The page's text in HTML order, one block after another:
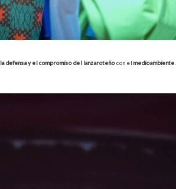
la defensa y el compromiso del lanzaroteñocon el medioambiente